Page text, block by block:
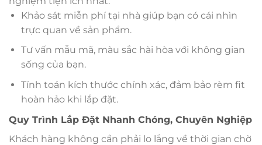
Khảo sát miễn phí tại nhà giúp bạn có cái nhìn
trực quan về sản phẩm.
Tư vấn mẫu mã, màu sắc hài hòa với không gian
sống của bạn.
Tính toán kích thước chính xác, đảm bảo rèm fit
hoàn hảo khi lắp đặt.
Quy Trình Lắp Đặt Nhanh Chóng, Chuyên Nghiệp
Khách hàng không cần phải lo lắng về thời gian chờ